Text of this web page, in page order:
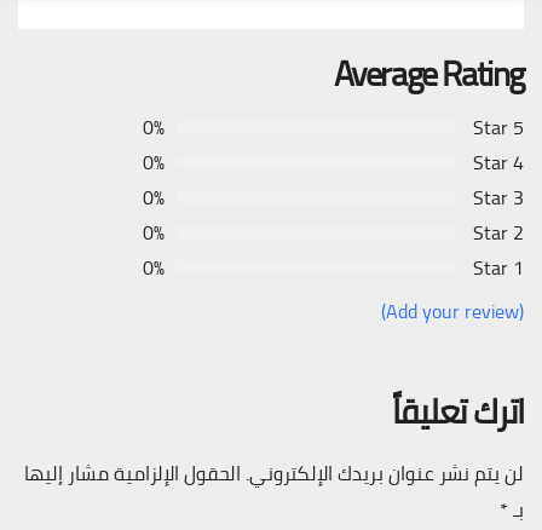
Average Rating
5 Star
0%
4 Star
0%
3 Star
0%
2 Star
0%
1 Star
0%
(Add your review)
اترك تعليقاً
لن يتم نشر عنوان بريدك الإلكتروني. الحقول الإلزامية مشار إليها
بـ*